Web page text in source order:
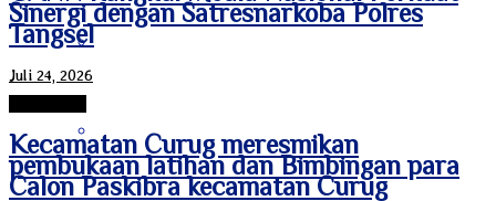
Bengkulu
Sinergi dengan Satresnarkoba Polres
Tangsel
Juli 24, 2026
Kecamatan Curug meresmikan
pembukaan latihan dan Bimbingan para
Calon Paskibra kecamatan Curug